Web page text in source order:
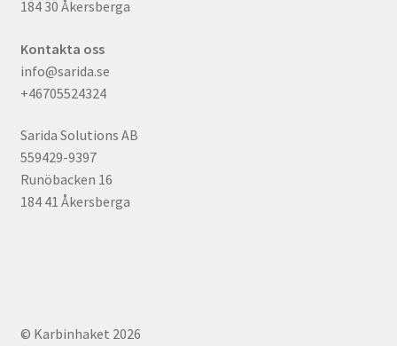
184 30 Åkersberga
Kontakta oss
info@sarida.se
+46705524324
Sarida Solutions AB
559429-9397
Runöbacken 16
184 41 Åkersberga
© Karbinhaket 2026